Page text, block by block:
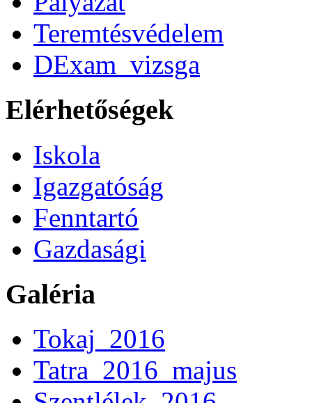
Teremtésvédelem
DExam_vizsga
Elérhetőségek
Iskola
Igazgatóság
Fenntartó
Gazdasági
Galéria
Tokaj_2016
Tatra_2016_majus